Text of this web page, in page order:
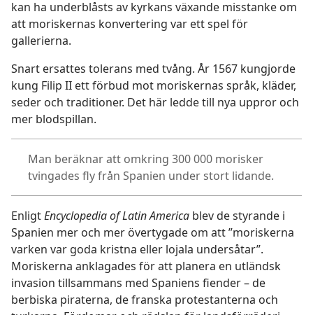
kan ha underblåsts av kyrkans växande misstanke om
att moriskernas konvertering var ett spel för
gallerierna.
Snart ersattes tolerans med tvång. År 1567 kungjorde
kung Filip II ett förbud mot moriskernas språk, kläder,
seder och traditioner. Det här ledde till nya uppror och
mer blodspillan.
Man beräknar att omkring 300 000 morisker
tvingades fly från Spanien under stort lidande.
EnligtEncyclopedia of Latin America blev de styrande i
Spanien mer och mer övertygade om att ”moriskerna
varken var goda kristna eller lojala undersåtar”.
Moriskerna anklagades för att planera en utländsk
invasion tillsammans med Spaniens fiender – de
berbiska piraterna, de franska protestanterna och